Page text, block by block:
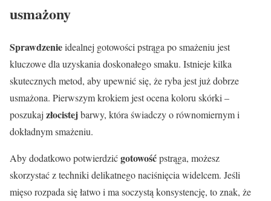
usmażony
Sprawdzenieidealnej gotowości pstrąga po smażeniu jest
kluczowe dla uzyskania doskonałego smaku. Istnieje kilka
skutecznych metod, aby upewnić się, że ryba jest już dobrze
usmażona. Pierwszym krokiem jest ocena koloru skórki –
poszukaj złocistejbarwy, która świadczy o równomiernym i
dokładnym smażeniu.
Aby dodatkowo potwierdzićgotowośćpstrąga, możesz
skorzystać z techniki delikatnego naciśnięcia widelcem. Jeśli
mięso rozpada się łatwo i ma soczystą konsystencję, to znak, że